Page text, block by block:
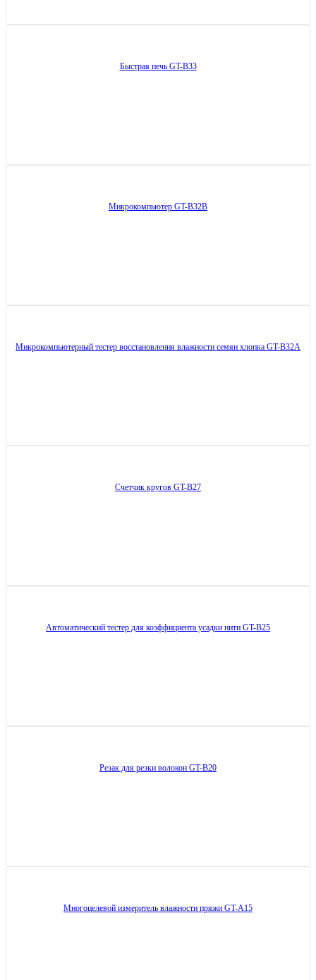
Быстрая печь GT-B33
Микрокомпьютер GT-B32B
Микрокомпьютерный тестер восстановления влажности семян хлопка GT-B32A
Счетчик кругов GT-B27
Автоматический тестер для коэффициента усадки нити GT-B25
Резак для резки волокон GT-B20
Многоцелевой измеритель влажности пряжи GT-A15